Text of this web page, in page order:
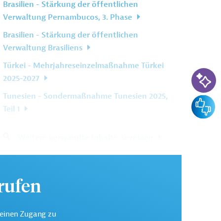
Brasilien - Stärkung der öffentlichen
Verwaltung Pernambucos, 3. Phase
Brasilien - Stärkung der öffentlichen
Verwaltung Brasiliens
Türkei - Mehrjahreseinzelmaßnahme Türkei
2025-2027
Tunesien - Sondermaßnahme Tunesien 2025,
Teil 1
Zugang zu
KI-